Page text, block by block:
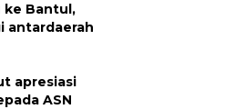
ke Bantul,
antardaerah
apresiasi
ASN